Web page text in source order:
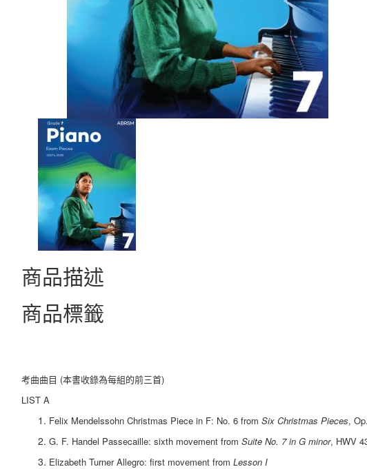
商品描述
商品標籤
考曲曲目 (本書收錄為每組的前三首)
LIST A
Felix Mendelssohn Christmas Piece in F: No. 6 from Six Christmas Pieces,
G. F. Handel Passecaille: sixth movement from Suite No. 7 in G minor, HWV
Elizabeth Turner Allegro: first movement from Lesson I